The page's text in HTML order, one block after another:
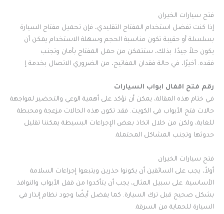
فتح سيارات الخيران
إذا كنت تفضل استخدام المفتاح التقليدي، فإن تحميل مفتاح السيارة
بسلسلة أو حقيبة تكون مناسبة الحجم وسهلة الاستخدام يمكن أن
يكون حلاً جيدًا. بذلك، ستتمكن من حمل المفتاح بأمان وتجنب
فقده. أخيرًا، في حالة فقدان المفاتيح، من الضروري الاتصال بخدمة إ
رقم فتح اقفال ابواب السيارات
في ختام هذه المقالة، يمكن أن نؤكد على أهمية الوعي والتحضير لمواجهة
حالات فتح الأبواب في الكويت. فقد تكون هذه الحالات مزعجة ومحبطة
للغاية، ولكن من خلال اتخاذ بعض الإجراءات البسيطة يمكننا تقليل
حدوثها وتجنب المشاكل المحتملة.
فتح سيارات الخيران
أولاً، يجب على السائقين أن يكونوا حذرين ويتبعوا إجراءات السلامة
الأساسية. على سبيل المثال، يجب أن يتأكدوا من قفل الأبواب والنوافذ
بشكل صحيح قبل ترك السيارة. كما يفضل أيضًا وجود نظام إنذار في
السيارة للحماية من السرقة.